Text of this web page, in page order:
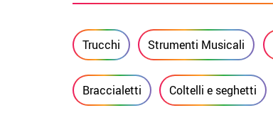
Trucchi Strumenti Musicali
Braccialetti Coltelli e seghetti